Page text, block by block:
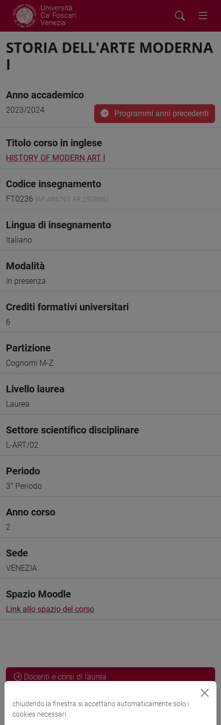
Università
Ca' Foscari
Venezia
STORIA DELL'ARTE MODERNA
I
Anno accademico
2023/2024 Programmi anni precedenti
Titolo corso in inglese
HISTORY OF MODERN ART I
Codice insegnamento
FT0236 (AF:486793 AR:250966)
Lingua di insegnamento
Italiano
Modalità
In presenza
Crediti formativi universitari
6
Partizione
Cognomi M-Z
Livello laurea
Laurea
Settore scientifico disciplinare
L-ART/02
Periodo
3° Periodo
Anno corso
2
Sede
VENEZIA
Spazio Moodle
Link allo spazio del corso
Docenti e corsi di laurea
chiudendo la finestra si accettano automaticamente solo i
cookies necessari